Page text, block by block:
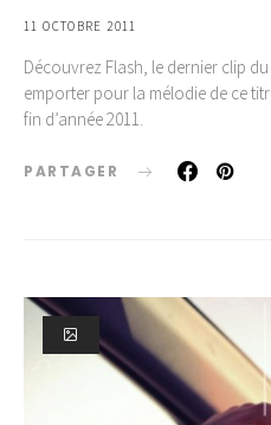
11 OCTOBRE 2011
Découvrez Flash, le dernier clip
emporter pour la mélodie de ce
fin d’année 2011.
PARTAGER